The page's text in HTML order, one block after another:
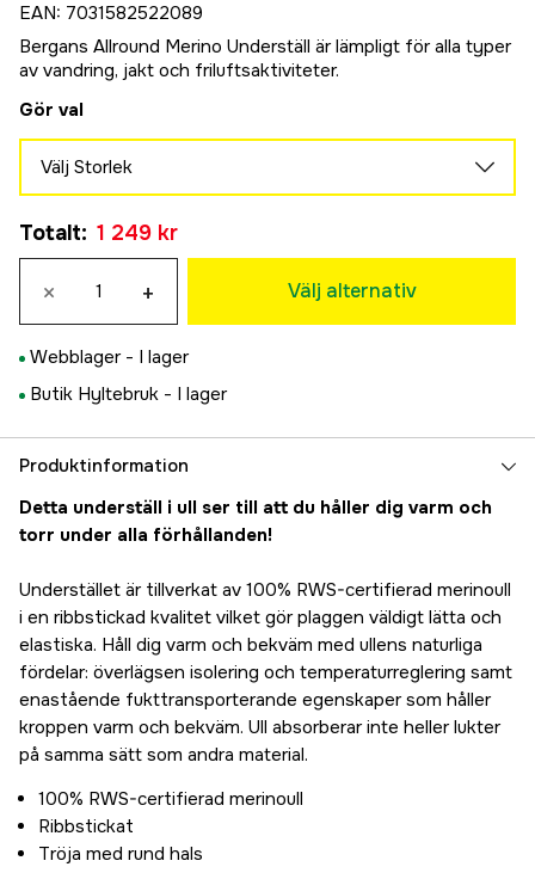
EAN: 7031582522089
Bergans Allround Merino Underställ är lämpligt för alla typer
av vandring, jakt och friluftsaktiviteter.
Gör val
Välj Storlek
1 249 kr
M
1 249 kr
1 249 kr
Tillfälligt slut
1 249 kr
1 249 kr
Totalt: 1 249 kr
× + Välj alternativ
Webblager - I lager
Butik Hyltebruk - I lager
Produktinformation
Detta underställ i ull ser till att du håller dig varm och
torr under alla förhållanden!
Understället är tillverkat av 100% RWS-certifierad merinoull
i en ribbstickad kvalitet vilket gör plaggen väldigt lätta och
elastiska. Håll dig varm och bekväm med ullens naturliga
fördelar: överlägsen isolering och temperaturreglering samt
enastående fukttransporterande egenskaper som håller
kroppen varm och bekväm. Ull absorberar inte heller lukter
på samma sätt som andra material.
100% RWS-certifierad merinoull
Ribbstickat
Tröja med rund hals